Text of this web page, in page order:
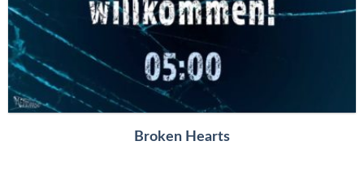
Broken Hearts